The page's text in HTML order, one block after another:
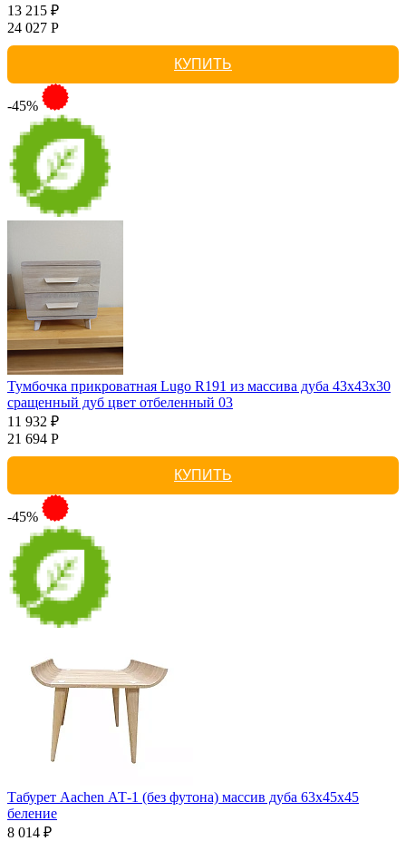
13 215 ₽
24 027 Р
КУПИТЬ
-45%
Тумбочка прикроватная Lugo R191 из массива дуба 43х43х30
сращенный дуб цвет отбеленный 03
11 932 ₽
21 694 Р
КУПИТЬ
-45%
Табурет Aachen АТ-1 (без футона) массив дуба 63х45х45
беление
8 014 ₽